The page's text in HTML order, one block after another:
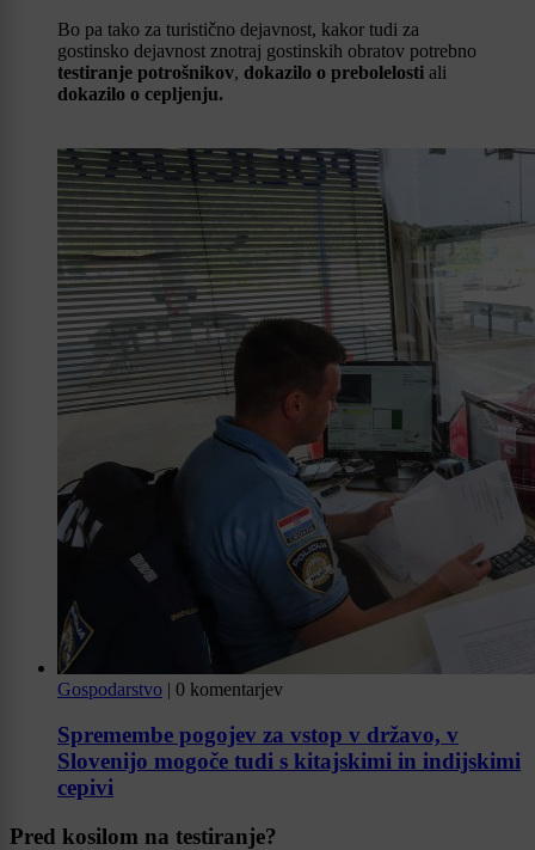
Bo pa tako za turistično dejavnost, kakor tudi za
gostinsko dejavnost znotraj gostinskih obratov potrebno
testiranje potrošnikov, dokazilo o prebolelosti ali
dokazilo o cepljenju.
Gospodarstvo | 0 komentarjev
Spremembe pogojev za vstop v državo, v
Slovenijo mogoče tudi s kitajskimi in indijskimi
cepivi
Pred kosilom na testiranje?